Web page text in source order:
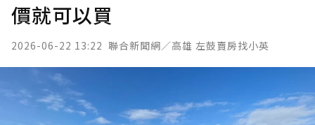
價就可以買
2026-06-22 13:22 聯合新聞網／高雄 左鼓賣房找小英